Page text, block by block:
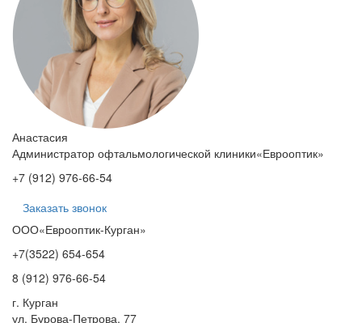
Анастасия
Администратор офтальмологической клиники«Еврооптик»
+7 (912) 976-66-54
Заказать звонок
ООО«Еврооптик-Курган»
+7(3522) 654-654
8 (912) 976-66-54
г. Курган
ул. Бурова-Петрова, 77